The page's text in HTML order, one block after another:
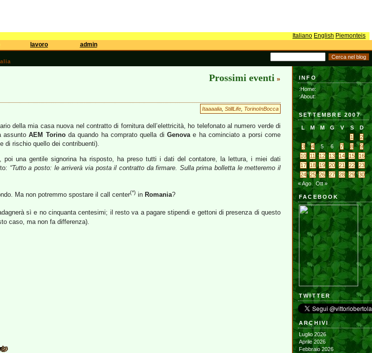
Italiano English Piemonteis
lavoro admin
Prossimi eventi »
Itaaaalia StillLife TorinoInBocca
della mia casa nuova nel contratto di fornitura dell’elettricità, ho telefonato al numero verde di
assuntoAEM Torinoda quando ha comprato quella diGenovae ha cominciato a porsi come
di rischio quello dei contribuenti).
poi una gentile signorina ha risposto, ha preso tutti i dati del contatore, la lettura, i miei dati
“Tutto a posto: le arriverà via posta il contratto da firmare. Sulla prima bolletta le metteremo il
Ma non potremmo spostare il call center(*) in Romania?
sì e no cinquanta centesimi; il resto va a pagare stipendi e gettoni di presenza di questo
caso, ma non fa differenza).
INFO
:Home:
:About:
SETTEMBRE 2007
L M M G V S
D
1
2
3
4 5 6 7 8
9
10
11 12 13 14 15
16
17
18 19 20 21 22
23
24
25 26 27 28 29
30
« Ago
Ott »
FACEBOOK
TWITTER
ARCHIVI
Luglio 2026
Aprile 2026
Febbraio 2026